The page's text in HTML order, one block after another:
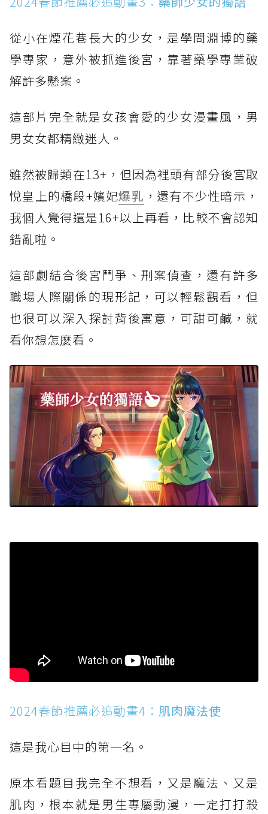
從小在煙花巷長大的少女，是學問淵博的藥
學專家，意外被抓進後宮，靠著藥學專業破
解許多懸案。
這部片完全就是女孩會愛的少女漫畫風，男
男女女都精緻迷人。
雖然被歸類在13+，但因為裡頭有部分後宮取
悅皇上的橋段+嬪妃爆乳 ，還有不少性暗示，
我個人覺得還是16+以上再看，比較不會認知
錯亂啦。
這部劇結合後宮鬥爭、刑案偵查，還有許多
職場人際關係的現形記，可以輕鬆觀看，但
也很可以深入探討背後寓意，可甜可鹹，就
看你想怎麼看。
2024春節推薦必追動畫4： 肌肉魔法使
這是我心目中的第一名。
原本看題目我完全不想看，又是魔法、又是
肌肉，根本就是男生專屬動漫，一定打打殺